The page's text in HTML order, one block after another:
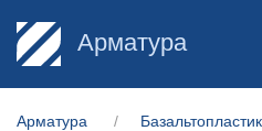
Арматура
Арматура